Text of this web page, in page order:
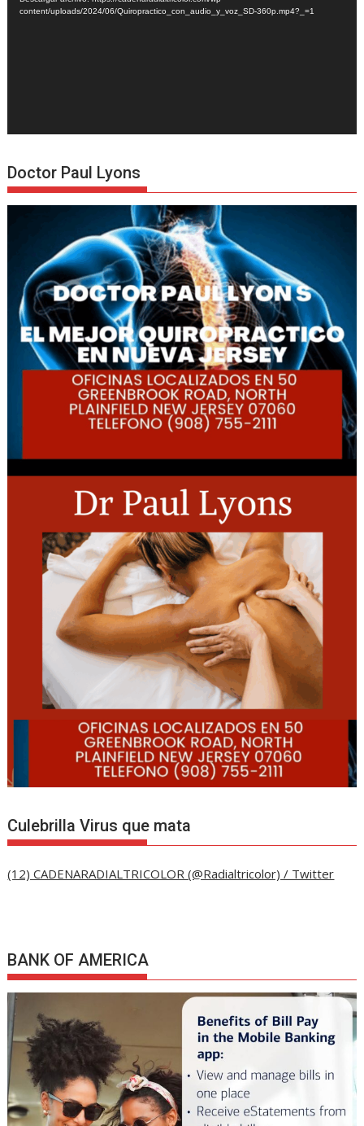
content/uploads/2024/06/Quiropractico_con_audio_y_voz_SD-360p.mp4?_=1
Doctor Paul Lyons
Culebrilla Virus que mata
(12) CADENARADIALTRICOLOR (@Radialtricolor) / Twitter
BANK OF AMERICA